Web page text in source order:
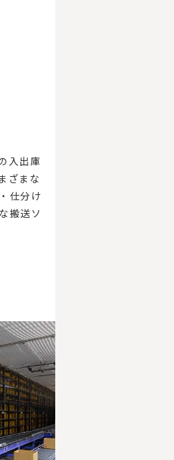
入出庫
ざまな
仕分け
搬送ソ